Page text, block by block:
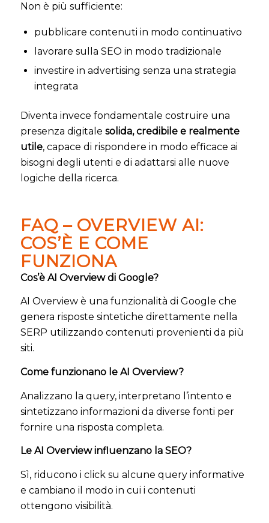
Non è più sufficiente:
pubblicare contenuti in modo continuativo
lavorare sulla SEO in modo tradizionale
investire in advertising senza una strategia
integrata
Diventa invece fondamentale costruire una
presenza digitale solida, credibile e realmente
utile, capace di rispondere in modo efficace ai
bisogni degli utenti e di adattarsi alle nuove
logiche della ricerca.
FAQ – OVERVIEW AI:
COS’È E COME
FUNZIONA
Cos’è AI Overview di Google?
AI Overview è una funzionalità di Google che
genera risposte sintetiche direttamente nella
SERP utilizzando contenuti provenienti da più
siti.
Come funzionano le AI Overview?
Analizzano la query, interpretano l’intento e
sintetizzano informazioni da diverse fonti per
fornire una risposta completa.
Le AI Overview influenzano la SEO?
Sì, riducono i click su alcune query informative
e cambiano il modo in cui i contenuti
ottengono visibilità.